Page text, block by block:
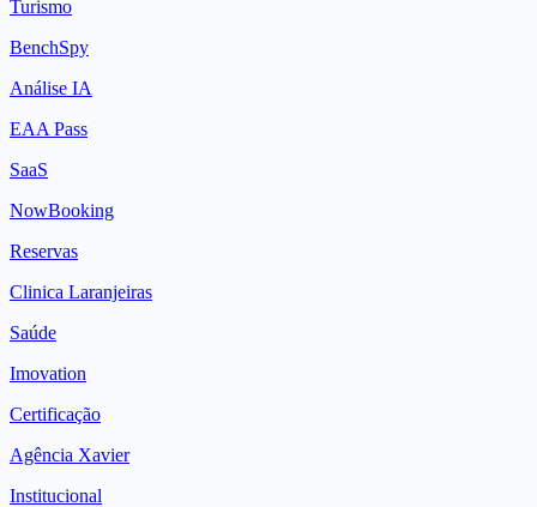
Turismo
BenchSpy
Análise IA
EAA Pass
SaaS
NowBooking
Reservas
Clinica Laranjeiras
Saúde
Imovation
Certificação
Agência Xavier
Institucional